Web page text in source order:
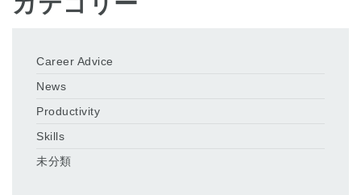
Career Advice
News
Productivity
Skills
未分類